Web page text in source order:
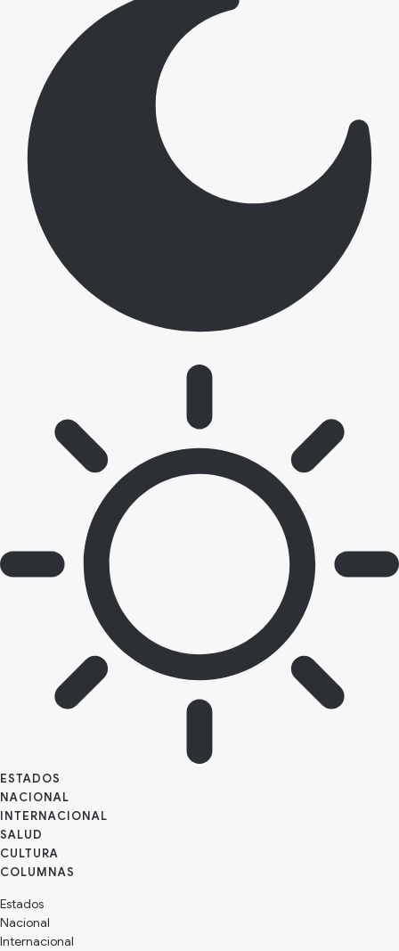
ESTADOS
NACIONAL
INTERNACIONAL
SALUD
CULTURA
Estados
Nacional
Internacional